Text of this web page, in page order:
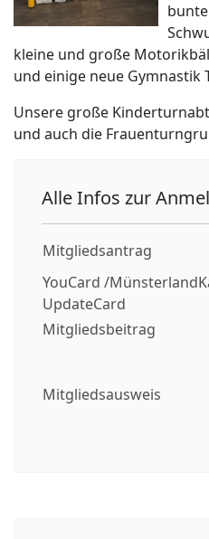
kleine und große
und einige neue Gymnastik
Unsere große
und auch die
Alle Infos zur
Mitgliedsantrag
YouCard /
UpdateCard
Mitgliedsbeitrag
Mitgliedsausweis